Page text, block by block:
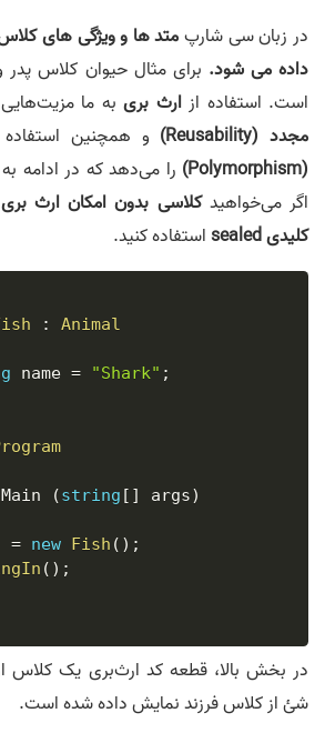
در زبان سی شارپمتد ها و ویژگی های
داده می شود. برای مثال حیوان کلاس پدر
است. استفاده ازارث بری به ما
مجدد (Reusability)
و همچنین
(Polymorphism)
را می‌دهد که در ادامه
اگر می‌خواهیدکلاسی بدون امکان ارث بری
کلیدی sealed
استفاده کنید.
:
Animal
name = "Shark" ;
Main (string [ ] args)
= new Fish ( ) ;
( ) ;
در بخش بالا، قطعه کد ارث‌بری یک کلاس
شئ از کلاس فرزند نمایش داده شده است.